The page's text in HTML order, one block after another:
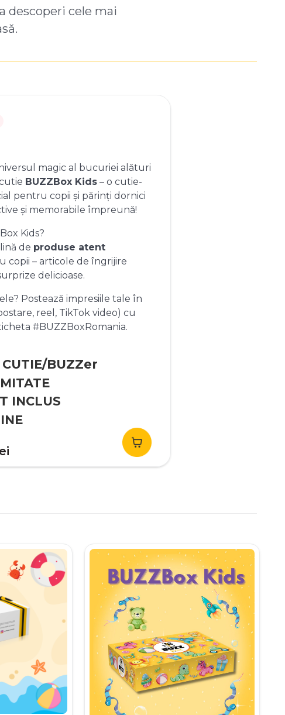
descoperi cele mai
magic al bucuriei alături
BUZZBox Kids– o cutie-
pentru copii și părinți dornici
și memorabile împreună!
Kids?
de produse atent
copii – articole de îngrijire
delicioase.
Postează impresiile tale în
reel, TikTok video) cu
#BUZZBoxRomania.
CUTIE/BUZZer
INCLUS
Prețul
curent